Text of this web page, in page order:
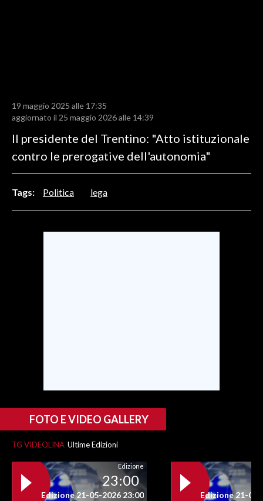
RISULTATI E CLASSIFICHE
CALCIO REGIONALE
BASKET
MOTORI
ALTRI SPORT
NOTIZIE
#CARAUNIONE
3 MINUTI CON
19 maggio 2025 alle 17:35
aggiornato il 25 maggio 2026 alle 14:39
Il presidente del Trentino: "Atto istituzionale
contro le prerogative dell'autonomia"
Tags: Politica lega
FOTO E VIDEO GALLERY
TG VIDEOLINA Ultime Edizioni
Edizione
23:00
Edizione 21-05-2026 23:00 Edizione 21-05-